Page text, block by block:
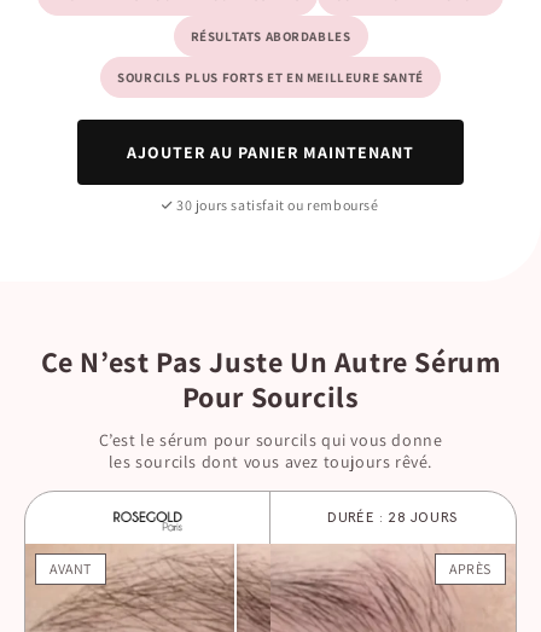
RÉSULTATS ABORDABLES
SOURCILS PLUS FORTS ET EN MEILLEURE SANTÉ
AJOUTER AU PANIER MAINTENANT
30 jours satisfait ou remboursé
Ce N’est Pas Juste Un Autre Sérum
Pour Sourcils
C’est le sérum pour sourcils qui vous donne
les sourcils dont vous avez toujours rêvé.
DURÉE : 28 JOURS
APRÈS
AVANT